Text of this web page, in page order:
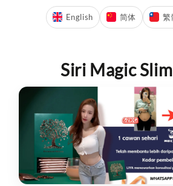
English 简体 繁
Siri Magic